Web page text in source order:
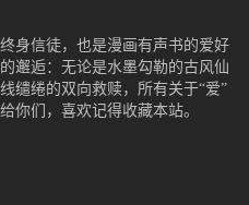
身信徒，也是漫画有声书的爱好
邂逅：无论是水墨勾勒的古风仙
缱绻的双向救赎，所有关于“爱”
你们，喜欢记得收藏本站。